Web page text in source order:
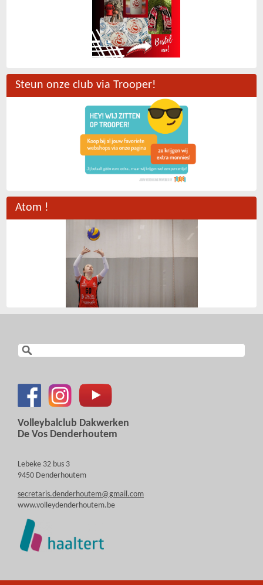
Steun onze club via Trooper!
Atom !
Volleybalclub Dakwerken
De Vos Denderhoutem
Lebeke 32 bus 3
9450 Denderhoutem
secretaris.denderhoutem@gmail.com
www.volleydenderhoutem.be